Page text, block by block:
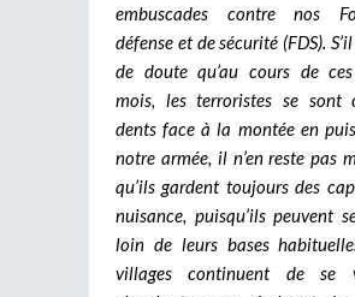
embuscades contre nos
défense et de sécurité (FDS).
de doute qu’au cours de
mois, les terroristes se sont
dents face à la montée en
notre armée, il n’en reste pas
qu’ils gardent toujours des
nuisance, puisqu’ils peuvent
loin de leurs bases
villages continuent de se